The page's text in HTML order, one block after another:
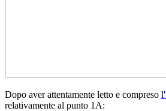
Dopo aver attentamente letto e compreso
relativamente al punto 1A: